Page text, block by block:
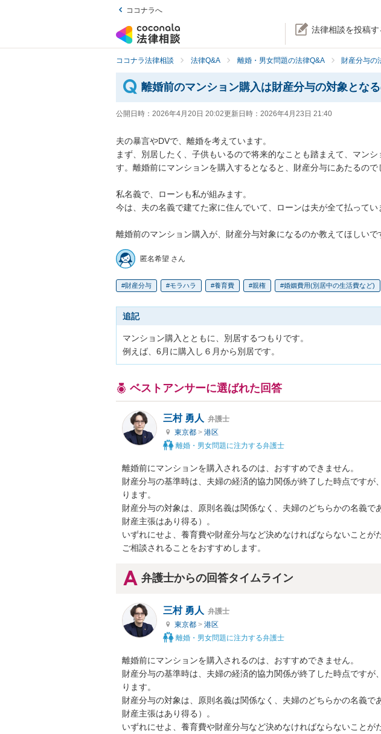
ココナラへ
法律相談を投稿す
ココナラ法律相談 法律Q&A 離婚・男女問題の法律Q&A 財産分与の
離婚前のマンション購入は財産分与の対象とな
公開日時： 2026年4月20日 20:02更新日時： 2026年4月23日 21:40
夫の暴言やDVで、離婚を考えています。
まず、別居したく、子供もいるので将来的なことも踏まえて、マン
す。離婚前にマンションを購入するとなると、財産分与にあたるので
私名義で、ローンも私が組みます。
今は、夫の名義で建てた家に住んでいて、ローンは夫が全て払ってい
離婚前のマンション購入が、財産分与対象になるのか教えてほしいで
匿名希望 さん
財産分与 モラハラ 養育費 親権 婚姻費用(別居中の生活費など)
追記
マンション購入とともに、別居するつもりです。
例えば、6月に購入し６月から別居です。
ベストアンサーに選ばれた回答
三村 勇人 弁護士
東京都 > 港区
離婚・男女問題に注力する弁護士
離婚前にマンションを購入されるのは、おすすめできません。
財産分与の基準時は、夫婦の経済的協力関係が終了した時点ですが
ります。
財産分与の対象は、原則名義は関係なく、夫婦のどちらかの名義で
財産主張はあり得る）。
いずれにせよ、養育費や財産分与など決めなければならないことが
ご相談されることをおすすめします。
弁護士からの回答タイムライン
三村 勇人 弁護士
東京都 > 港区
離婚・男女問題に注力する弁護士
離婚前にマンションを購入されるのは、おすすめできません。
財産分与の基準時は、夫婦の経済的協力関係が終了した時点ですが
ります。
財産分与の対象は、原則名義は関係なく、夫婦のどちらかの名義で
財産主張はあり得る）。
いずれにせよ、養育費や財産分与など決めなければならないことが